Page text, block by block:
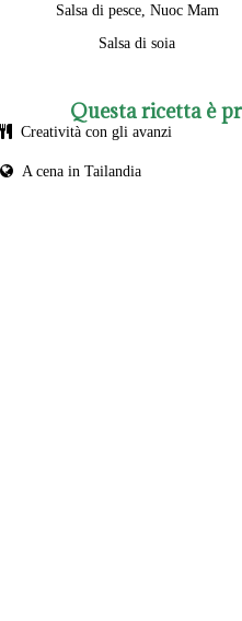
Salsa di pesce, Nuoc Mam
Salsa di soia
Questa ricetta è
Creatività con gli avanzi
A cena in Tailandia